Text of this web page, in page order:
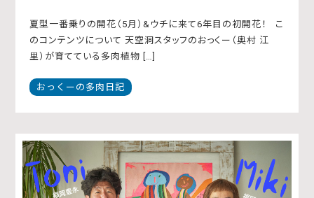
夏型一番乗りの開花（5月）&ウチに来て6年目の初開花！ こ
のコンテンツについて 天空洞スタッフのおっくー（奥村 江
里）が育てている多肉植物 […]
おっくーの多肉日記